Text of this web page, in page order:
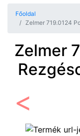
Főoldal
Zelmer 719.0124
Zelmer
Előző